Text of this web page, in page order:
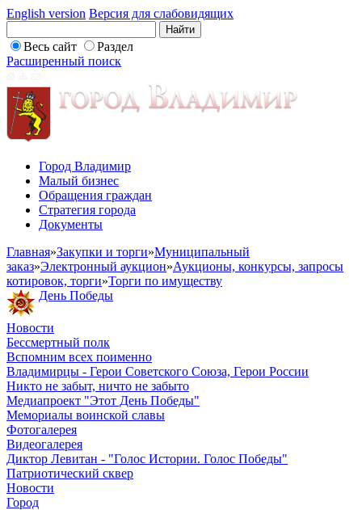
English version Версия для слабовидящих
Весь сайт
Раздел
Расширенный поиск
Город Владимир
Малый бизнес
Обращения граждан
Стратегия города
Документы
Главная»Закупки и торги»Муниципальный
заказ»Электронный аукцион»Аукционы, конкурсы, запросы
котировок, торги»Торги по имуществу
День Победы
Новости
Бессмертный полк
Вспомним всех поименно
Владимирцы - Герои Советского Союза, Герои России
Никто не забыт, ничто не забыто
Медиапроект "Этот День Победы"
Мемориалы воинской славы
Фотогалерея
Видеогалерея
Диктор Левитан - "Голос Истории. Голос Победы"
Патриотический сквер
Новости
Город